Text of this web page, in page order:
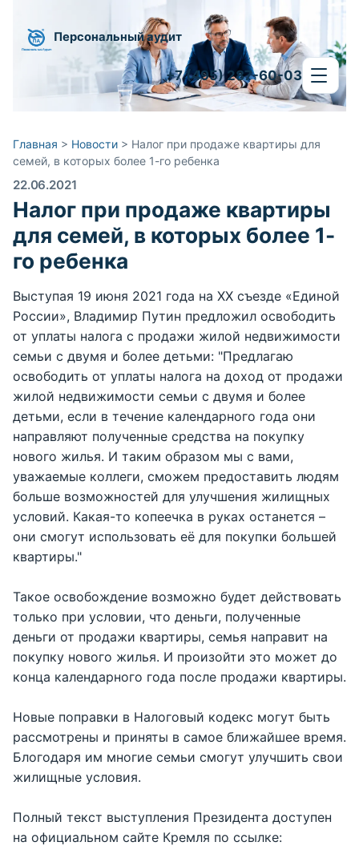
Персональный аудит
+7 (495) 287-60-03
Главная > Новости > Налог при продаже квартиры для
семей, в которых более 1-го ребенка
22.06.2021
Налог при продаже квартиры
для семей, в которых более 1-
го ребенка
Выступая 19 июня 2021 года на XX съезде «Единой
России», Владимир Путин предложил освободить
от уплаты налога с продажи жилой недвижимости
семьи с двумя и более детьми: "Предлагаю
освободить от уплаты налога на доход от продажи
жилой недвижимости семьи с двумя и более
детьми, если в течение календарного года они
направляют полученные средства на покупку
нового жилья. И таким образом мы с вами,
уважаемые коллеги, сможем предоставить людям
больше возможностей для улучшения жилищных
условий. Какая-то копеечка в руках останется –
они смогут использовать её для покупки большей
квартиры."
Такое освобождение возможно будет действовать
только при условии, что деньги, полученные
деньги от продажи квартиры, семья направит на
покупку нового жилья. И произойти это может до
конца календарного года после продажи квартиры.
Новые поправки в Налоговый кодекс могут быть
рассмотрены и приняты в самое ближайшее время.
Блогодаря им многие семьи смогут улучшить свои
жилищные условия.
Полный текст выступления Президента доступен
на официальном сайте Кремля по ссылке: